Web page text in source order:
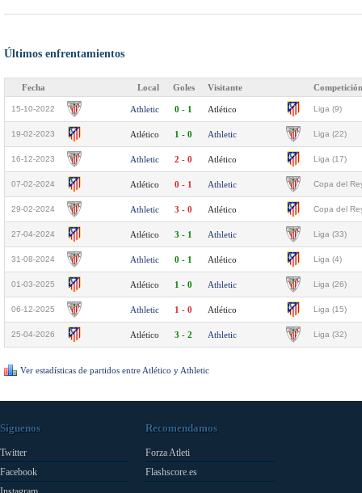
Últimos enfrentamientos
Fecha Local Goles Visitante Competición
15-10-2022 Athletic 0 - 1 Atlético Liga (9)
19-02-2023 Atlético 1 - 0 Athletic Liga (22)
16-12-2023 Athletic 2 - 0 Atlético Liga (17)
07-02-2024 Atlético 0 - 1 Athletic Copa del
29-02-2024 Athletic 3 - 0 Atlético Copa del
27-04-2024 Atlético 3 - 1 Athletic Liga (33)
31-08-2024 Athletic 0 - 1 Atlético Liga (4)
01-03-2025 Atlético 1 - 0 Athletic Liga (26)
06-12-2025 Athletic 1 - 0 Atlético Liga (15)
25-04-2026 Atlético 3 - 2 Athletic Liga (32)
Ver estadísticas de partidos entre Atlético y Athletic
Síguenos
Twitter
Facebook
Recomendamos
Forza Atleti
Flashscore.es